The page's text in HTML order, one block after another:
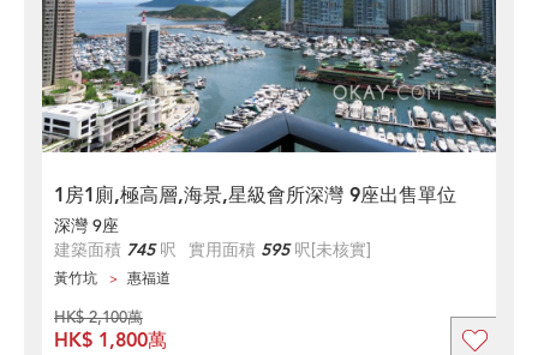
1房1廁,極高層,海景,星級會所深灣 9座出售單位
深灣 9座
建築面積 745呎 實用面積 595呎[未核實]
黃竹坑 惠福道
HK$ 2,100萬
HK$ 1,800萬